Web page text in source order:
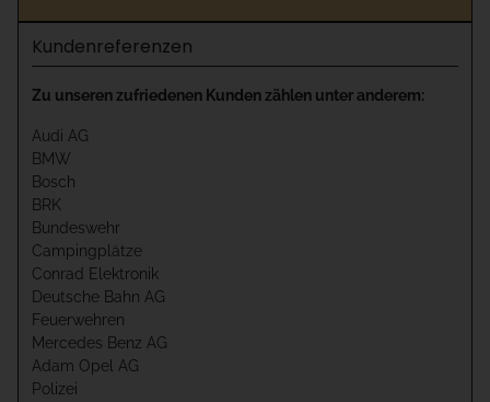
Kundenreferenzen
Zu unseren zufriedenen Kunden zählen unter anderem:
Audi AG
BMW
Bosch
BRK
Bundeswehr
Campingplätze
Conrad Elektronik
Deutsche Bahn AG
Feuerwehren
Mercedes Benz AG
Adam Opel AG
Polizei